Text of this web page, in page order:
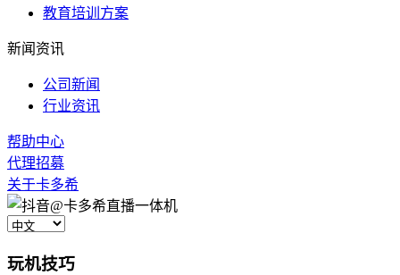
教育培训方案
新闻资讯
公司新闻
行业资讯
帮助中心
代理招募
关于卡多希
玩机技巧